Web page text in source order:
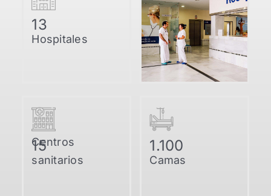
13
Hospitales
15
Centros
sanitarios
1.100
Camas